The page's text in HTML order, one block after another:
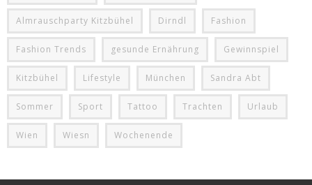
Almrauschparty Kitzbühel Dirndl Fashion
Fashion Trends gesunde Ernährung Gewinnspiel
Kitzbühel Lifestyle München Sandra Abt
Sommer Sport Tattoo Trachten Urlaub
Wien Wiesn Wochenende